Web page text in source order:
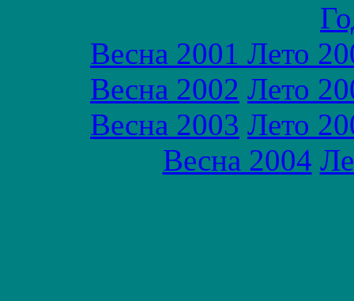
Весна 2001 Лето
Весна 2002 Лето
Весна 2003 Лето
Весна 2004